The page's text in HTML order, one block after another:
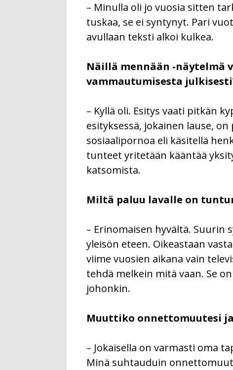
– Minulla oli jo vuosia sitten
tuskaa, se ei syntynyt. Pari
avullaan teksti alkoi kulkea.
Näillä mennään -näytelmä
vammautumisesta
– Kyllä oli. Esitys vaati pitkän
esityksessä, jokainen lause,
sosiaalipornoa eli käsitellä
tunteet yritetään kääntää
katsomista.
Miltä paluu lavalle on
– Erinomaisen hyvältä. Suurin
yleisön eteen. Oikeastaan
viime vuosien aikana vain
tehdä melkein mitä vaan. Se
johonkin.
Muuttiko onnettomuutesi
– Jokaisella on varmasti oma
Minä suhtauduin